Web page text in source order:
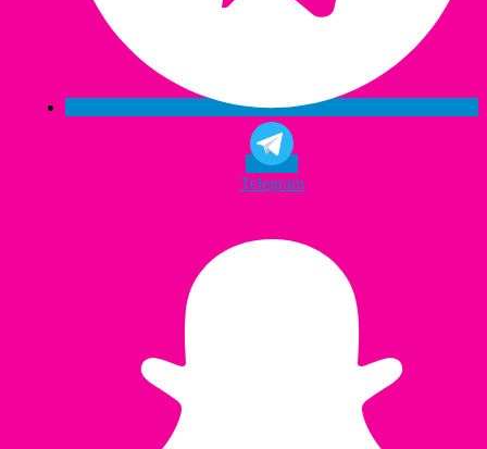
Telegram